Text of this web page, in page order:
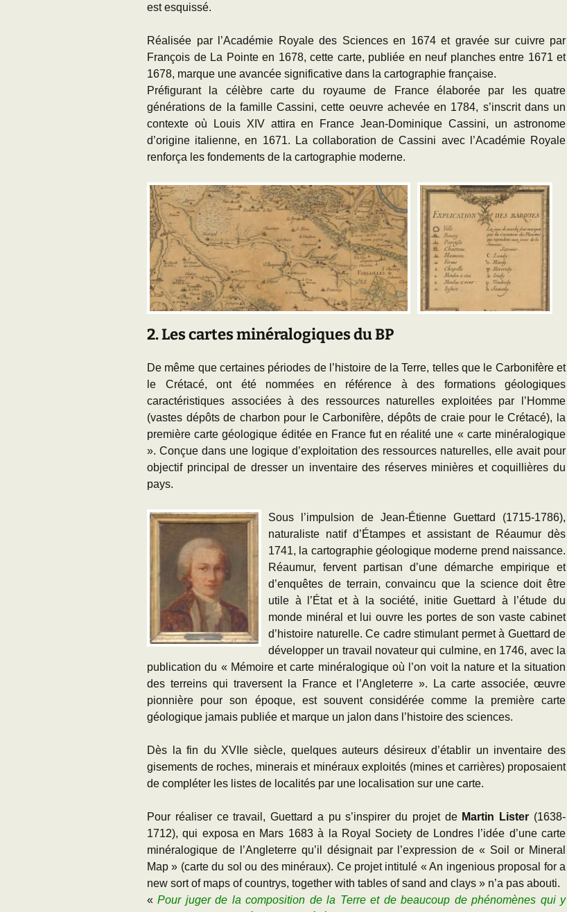
est esquissé.
Réalisée par l’Académie Royale des Sciences en 1674 et gravée sur cuivre par
François de La Pointe en 1678, cette carte, publiée en neuf planches entre 1671 et
1678, marque une avancée significative dans la cartographie française.
Préfigurant la célèbre carte du royaume de France élaborée par les quatre
générations de la famille Cassini, cette oeuvre achevée en 1784, s’inscrit dans un
contexte où Louis XIV attira en France Jean-Dominique Cassini, un astronome
d’origine italienne, en 1671. La collaboration de Cassini avec l’Académie Royale
renforça les fondements de la cartographie moderne.
2. Les cartes minéralogiques du BP
De même que certaines périodes de l’histoire de la Terre, telles que le Carbonifère et
le Crétacé, ont été nommées en référence à des formations géologiques
caractéristiques associées à des ressources naturelles exploitées par l’Homme
(vastes dépôts de charbon pour le Carbonifère, dépôts de craie pour le Crétacé), la
première carte géologique éditée en France fut en réalité une « carte minéralogique
». Conçue dans une logique d’exploitation des ressources naturelles, elle avait pour
objectif principal de dresser un inventaire des réserves minières et coquillières du
pays.
Sous l’impulsion de Jean-Étienne Guettard (1715-1786),
naturaliste natif d’Étampes et assistant de Réaumur dès
1741, la cartographie géologique moderne prend naissance.
Réaumur, fervent partisan d’une démarche empirique et
d’enquêtes de terrain, convaincu que la science doit être
utile à l’État et à la société, initie Guettard à l’étude du
monde minéral et lui ouvre les portes de son vaste cabinet
d’histoire naturelle. Ce cadre stimulant permet à Guettard de
développer un travail novateur qui culmine, en 1746, avec la
publication du « Mémoire et carte minéralogique où l’on voit la nature et la situation
des terreins qui traversent la France et l’Angleterre ». La carte associée, œuvre
pionnière pour son époque, est souvent considérée comme la première carte
géologique jamais publiée et marque un jalon dans l’histoire des sciences.
Dès la fin du XVIIe siècle, quelques auteurs désireux d’établir un inventaire des
gisements de roches, minerais et minéraux exploités (mines et carrières) proposaient
de compléter les listes de localités par une localisation sur une carte.
Pour réaliser ce travail, Guettard a pu s’inspirer du projet de Martin Lister (1638-
1712), qui exposa en Mars 1683 à la Royal Society de Londres l’idée d’une carte
minéralogique de l’Angleterre qu’il désignait par l’expression de « Soil or Mineral
Map » (carte du sol ou des minéraux). Ce projet intitulé « An ingenious proposal for a
new sort of maps of countrys, together with tables of sand and clays » n’a pas abouti.
«Pour juger de la composition de la Terre et de beaucoup de phénomènes qui y